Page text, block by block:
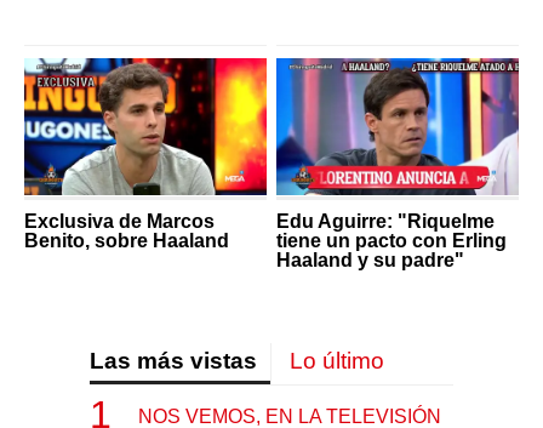
Exclusiva de Marcos
Benito, sobre Haaland
Edu Aguirre: "Riquelme
tiene un pacto con Erling
Haaland y su padre"
Las más vistas Lo último
NOS VEMOS, EN LA TELEVISIÓN